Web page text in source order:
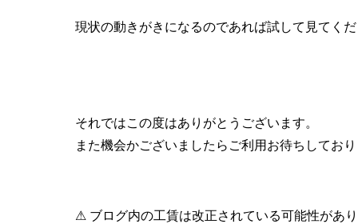
現状の動きがきになるのであれば試して見てく
それではこの度はありがとうございます。
また機会かございましたらご利用お待ちしてお
⚠ ブログ内の工賃は改正されている可能性があ